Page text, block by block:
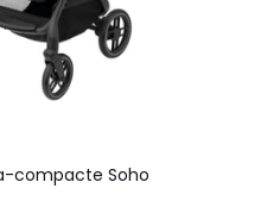
compacte Soho